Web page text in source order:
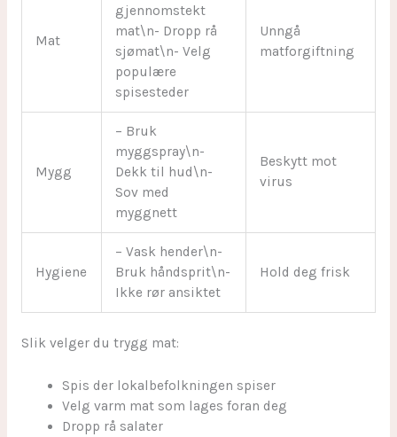
Mat
gjennomstekt
mat\n- Dropp rå
sjømat\n- Velg
populære
spisesteder
Unngå
matforgiftning
Mygg
– Bruk
myggspray\n-
Dekk til hud\n-
Sov med
myggnett
Beskytt mot
virus
Hygiene
– Vask hender\n-
Bruk håndsprit\n-
Ikke rør ansiktet
Hold deg frisk
Slik velger du trygg mat:
Spis der lokalbefolkningen spiser
Velg varm mat som lages foran deg
Dropp rå salater